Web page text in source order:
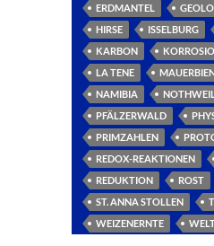
ERDMANTEL
HIRSE
ISSELBURG
KARBON
LA TENE
NAMIBIA
PFÄLZERWALD
PRIMZAHLEN
REDOX-REAKTIONEN
REDUKTION
ROST
ST. ANNA STOLLEN
WEIZENERNTE